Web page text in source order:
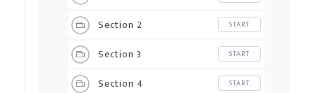
Section 2 START
Section 3 START
Section 4 START